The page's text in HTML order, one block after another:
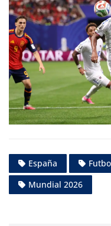
España
Mundial 2026